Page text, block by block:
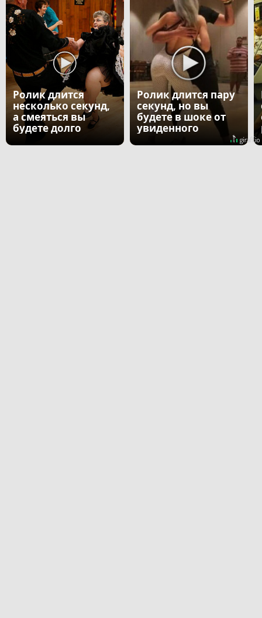
Ролик длится
несколько секунд,
а смеяться вы
будете долго
Ролик длится пару
секунд, но вы
будете в шоке от
увиденного